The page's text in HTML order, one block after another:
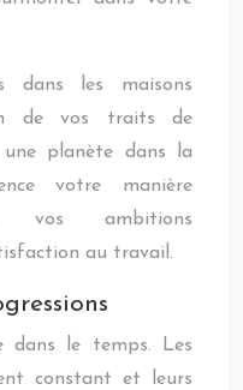
dans les maisons
de vos traits de
une planète dans la
votre manière
vos ambitions
au travail.
dans le temps. Les
constant et leurs